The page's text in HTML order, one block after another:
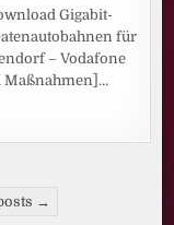
Gigabit-
für
– Vodafone
Maßnahmen]…
→